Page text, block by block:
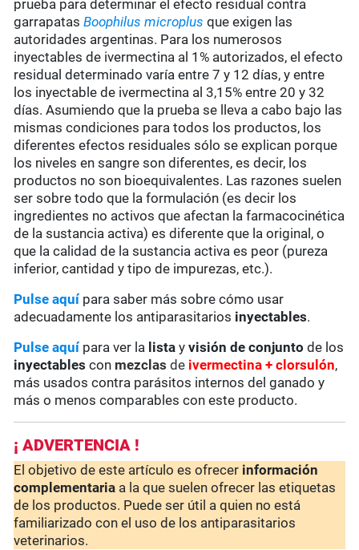
prueba para determinar el efecto residual contra
garrapatasBoophilus microplus que exigen las
autoridades argentinas. Para los numerosos
inyectables de ivermectina al 1% autorizados, el efecto
residual determinado varía entre 7 y 12 días, y entre
los inyectable de ivermectina al 3,15% entre 20 y 32
días. Asumiendo que la prueba se lleva a cabo bajo las
mismas condiciones para todos los productos, los
diferentes efectos residuales sólo se explican porque
los niveles en sangre son diferentes, es decir, los
productos no son bioequivalentes. Las razones suelen
ser sobre todo que la formulación (es decir los
ingredientes no activos que afectan la farmacocinética
de la sustancia activa) es diferente que la original, o
que la calidad de la sustancia activa es peor (pureza
inferior, cantidad y tipo de impurezas, etc.).
Pulse aquípara saber más sobre cómo usar
adecuadamente los antiparasitarios inyectables.
Pulse aquí para ver la lista yvisión de conjunto de los
inyectables con mezclas de ivermectina + clorsulón,
más usados contra parásitos internos del ganado y
más o menos comparables con este producto.
¡ ADVERTENCIA !
El objetivo de este artículo es ofrecer información
complementaria a la que suelen ofrecer las etiquetas
de los productos. Puede ser útil a quien no está
familiarizado con el uso de los antiparasitarios
veterinarios.